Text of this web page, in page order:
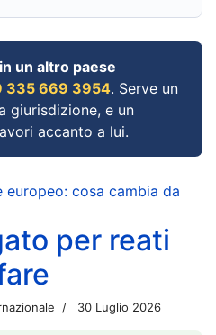
un altro paese
335 669 3954. Serve un
giurisdizione, e un
accanto a lui.
cosa cambia da
per reati
30 Luglio 2026